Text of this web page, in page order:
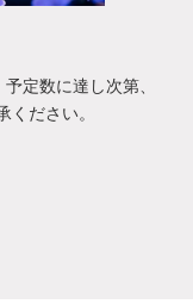
定数に達し次第、
ださい。